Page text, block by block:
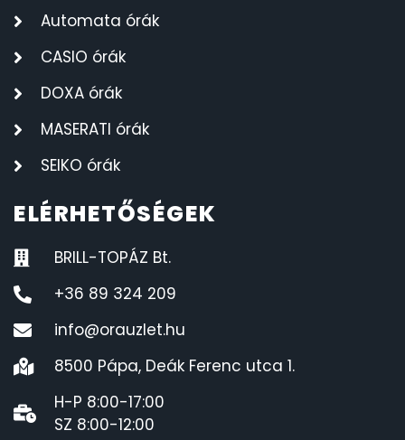
Automata órák
CASIO órák
DOXA órák
MASERATI órák
SEIKO órák
ELÉRHETŐSÉGEK
BRILL-TOPÁZ Bt.
+36 89 324 209
info@orauzlet.hu
8500 Pápa, Deák Ferenc utca 1.
H-P 8:00-17:00
SZ 8:00-12:00